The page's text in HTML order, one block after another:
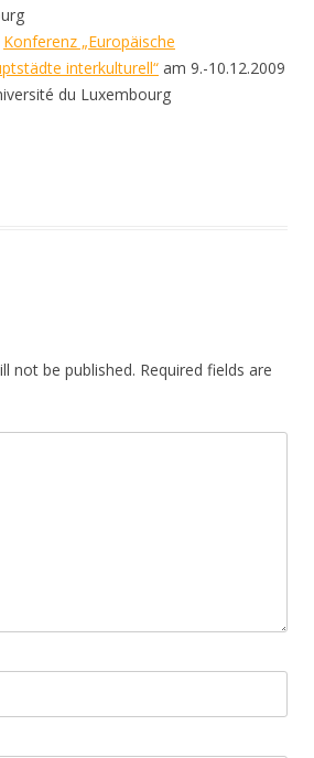
Konferenz „Europäische
interkulturell“ am 9.-10.12.2009
du Luxembourg
not be published. Required fields are